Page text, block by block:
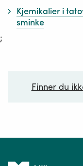
Kjemikalier i
sminke
;
Finner du